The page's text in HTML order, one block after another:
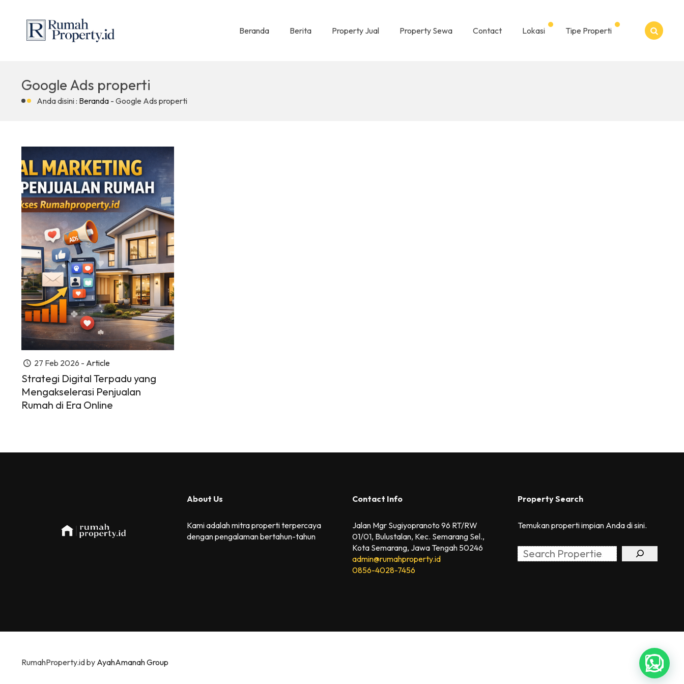
Beranda Berita Property Jual Property Sewa Contact Lokasi Tipe Properti
Google Ads properti
Anda disini : Beranda - Google Ads properti
27 Feb 2026 - Article
Strategi Digital Terpadu yang
Mengakselerasi Penjualan
Rumah di Era Online
About Us
Kami adalah mitra properti terpercaya
dengan pengalaman bertahun-tahun
Contact Info
Jalan Mgr Sugiyopranoto 96 RT/RW
01/01, Bulustalan, Kec. Semarang Sel.,
Kota Semarang, Jawa Tengah 50246
admin@rumahproperty.id
0856-4028-7456
Property Search
Temukan properti impian Anda di sini.
Search
RumahProperty.id by AyahAmanah Group